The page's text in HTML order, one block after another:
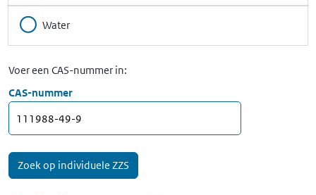
Water
Voer een CAS-nummer in:
CAS-nummer